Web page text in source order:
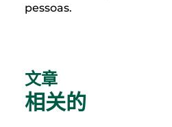
pessoas.
文章
相关的